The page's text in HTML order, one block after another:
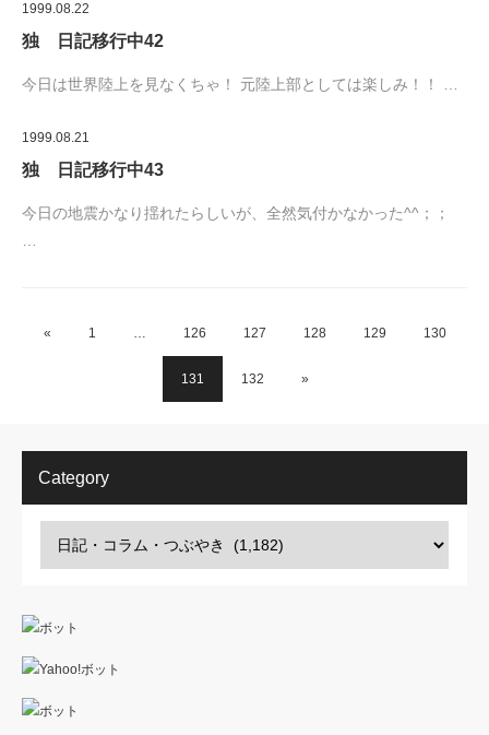
1999.08.22
独 日記移行中42
今日は世界陸上を見なくちゃ！ 元陸上部としては楽しみ！！ …
1999.08.21
独 日記移行中43
今日の地震かなり揺れたらしいが、全然気付かなかった^^；；
« 1 … 126 127 128 129 130
131 132 »
Category